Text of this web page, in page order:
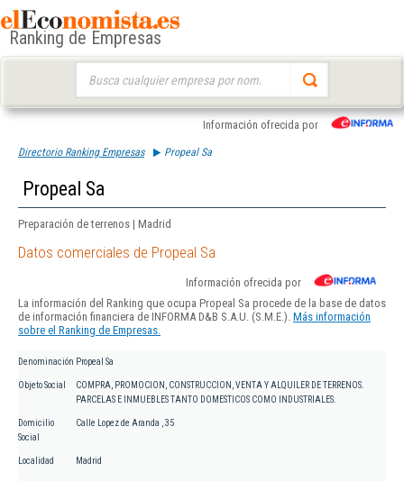
Ranking de Empresas
Información ofrecida por
Directorio Ranking Empresas Propeal Sa
Propeal Sa
Preparación de terrenos | Madrid
Datos comerciales de Propeal Sa
Información ofrecida por
La información del Ranking que ocupa Propeal Sa procede de la base de datos
de información financiera de INFORMA D&B S.A.U. (S.M.E.). Más información
sobre el Ranking de Empresas.
Denominación Propeal Sa
Objeto Social
COMPRA, PROMOCION, CONSTRUCCION, VENTA Y ALQUILER DE TERRENOS.
PARCELAS E INMUEBLES TANTO DOMESTICOS COMO INDUSTRIALES.
Domicilio
Social
Calle Lopez de Aranda , 35
Localidad Madrid